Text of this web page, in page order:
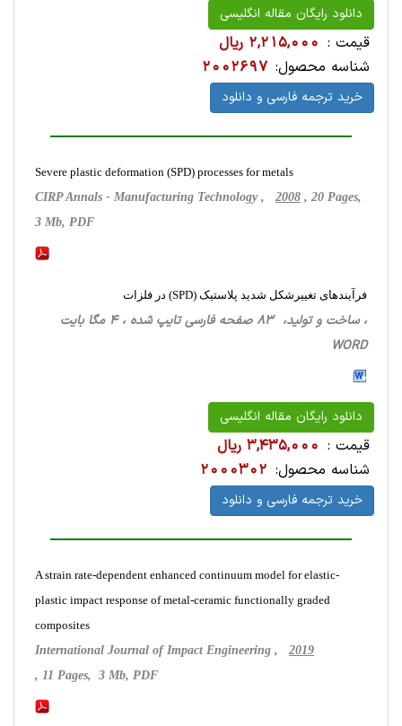
دانلود رایگان مقاله انگلیسی
قیمت : 2,215,000 ریال
شناسه محصول: 2002697
خرید ترجمه فارسی و دانلود
Severe plastic deformation (SPD) processes for metals
CIRP Annals - Manufacturing Technology , 2008 , 20 Pages,
3 Mb, PDF
فرآیندهای تغییرشکل شدید پلاستیک (SPD) در فلزات
، ساخت‌ و تولید، 83 صفحه فارسی تایپ شده ، 4 مگا بایت
WORD
دانلود رایگان مقاله انگلیسی
قیمت : 3,435,000 ریال
شناسه محصول: 2000302
خرید ترجمه فارسی و دانلود
A strain rate-dependent enhanced continuum model for elastic-
plastic impact response of metal-ceramic functionally graded
composites
International Journal of Impact Engineering , 2019
, 11 Pages, 3 Mb, PDF